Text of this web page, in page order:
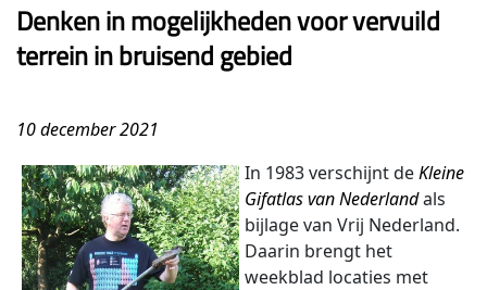
Denken in mogelijkheden voor vervuild
terrein in bruisend gebied
10 december 2021
In 1983 verschijnt deKleine
Gifatlas van Nederlandals
bijlage van Vrij Nederland.
Daarin brengt het
weekblad locaties met